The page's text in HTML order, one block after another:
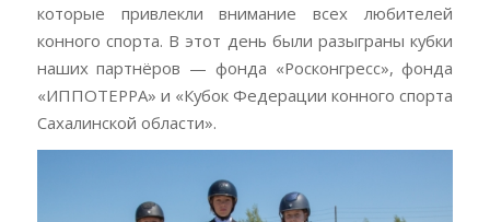
которые привлекли внимание всех любителей
конного спорта. В этот день были разыграны кубки
наших партнёров — фонда «Росконгресс», фонда
«ИППОТЕРРА» и «Кубок Федерации конного спорта
Сахалинской области».